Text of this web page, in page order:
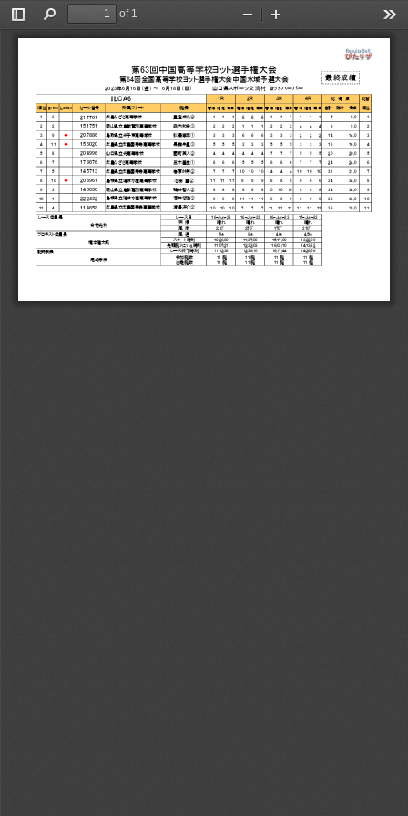
Toggle
Sidebar
Find
of 1
Zoom
Out
In
総 得 点   総合
順位 EntNo Ladies  セール番号 所属フリート 艇長 着順 確定 得点 着順 確定 得点 着順 確定 得点 着順 確定 得点 合計 除外 得点 順位
1  6 217701 広島なぎさ高等学校 豊澄成光②
1 1 1 2 2 2 1 1 1 1 1 1  5    5.0  1
2  2
151751 岡山県立倉敷鷲羽高等学校 森内和希③
2 2 2 1 1 1 2 2 2 4 4 4  9    9.0  2
3  9
◆ 207886 鳥取県立米子東高等学校 舩澤奈菜①
3 3 3 6 6 6 3 3 3 2 2 2 14   14.0  3
4  11
◆ 156020 広島県立広島国泰寺高等学校 長嶺朱里③
5 5 5 3 3 3 5 5 5 3 3 3 16   16.0  4
5  8
204996 山口県立光高等学校 國可英人②
4 4 4 4 4 4 7 7 7 5 5 5 20   20.0  5
6  7
178676 広島なぎさ高等学校 三木基生①
6 6 6 5 5 5 6 6 6 7 7 7 24   24.0  6
7  5
145713 広島県立広島国泰寺高等学校 岩原叶芽②
7 7 7 10 10 10 4 4 4 10 10 10 31   31.0  7
8  10
◆ 208961 島根県立隠岐水産高等学校 池田 望②
11 11 11 9 9 9 8 8 8 6 6 6 34   34.0  8
9  3
143030 岡山県立倉敷鷲羽高等学校 鴨井啓人②
8 8 8 8 8 8 10 10 10 8 8 8 34   34.0  9
10  1
222432 島根県立隠岐水産高等学校 酒井悠陸②
9 9 9 11 11 11 9 9 9 9 9 9 38   38.0 10
11  4
114658 広島県立広島国泰寺高等学校 渡邉冴介② 10 10 10 7 7 7 11 11 11 11 11 11 39   39.0 11
レース委員長
プロテスト委員長
記録部長
尾崎泰彦
参加艇数 11 艇 11 艇 11 艇
11 艇
出走艇数
11 艇 11 艇 11 艇 11 艇
レース終了時刻    11:12:36   12:38:10   16:17:44   14:26:56
先頭艇ﾌｨﾆｯｼｭ時刻   11:07:21   12:32:03   16:03:10   14:13:32
橋本健太郎
スタート時刻 10:26:00   11:37:00   15:17:00   13:22:00
風 速 7kt 9kt 4kt 4.5kt
風 向 220° 250° 170° 210°
今村光利
天 候 晴れ 晴れ 晴れ 晴れ
レース日 16-Jun-23  16-Jun-23  16-Jun-23  17-Jun-23
第63回中国高等学校ヨット選手権大会
第64回全国高等学校ヨット選手権大会中国水域予選大会
2023年6月16日（金）～ 6月18日（日）         山口県スポーツ交流村 ヨットハーバー
ILCA6 1R 2R 3R 4R
最終成績